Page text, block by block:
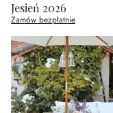
Jesień 2026
Zamów bezpłatnie